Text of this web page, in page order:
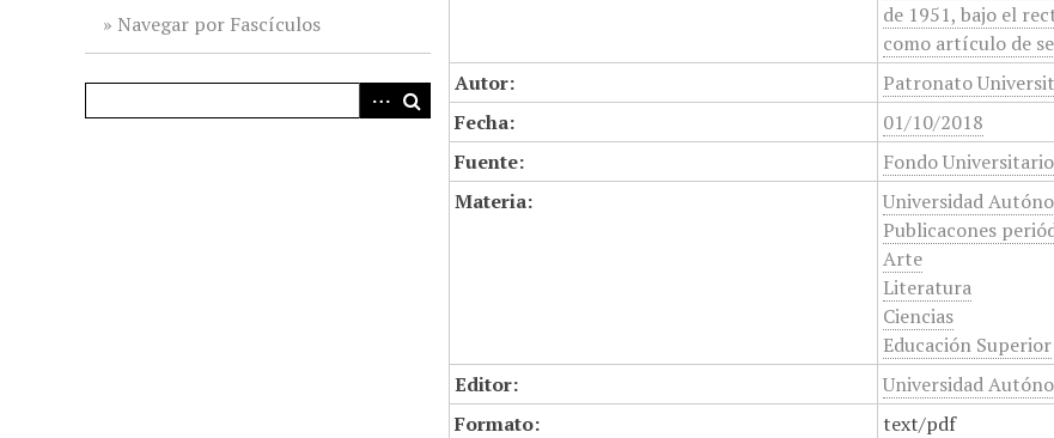
Navegar por Fascículos
de 1951, bajo el
como artículo de
Autor:
Patronato
Fecha:
01/10/2018
Fuente:
Fondo Universitario
Materia:
Universidad
Publicacones
Arte
Literatura
Ciencias
Educación Superior
Editor:
Universidad
Formato:
text/pdf